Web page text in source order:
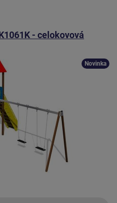
- celokovová
Novinka